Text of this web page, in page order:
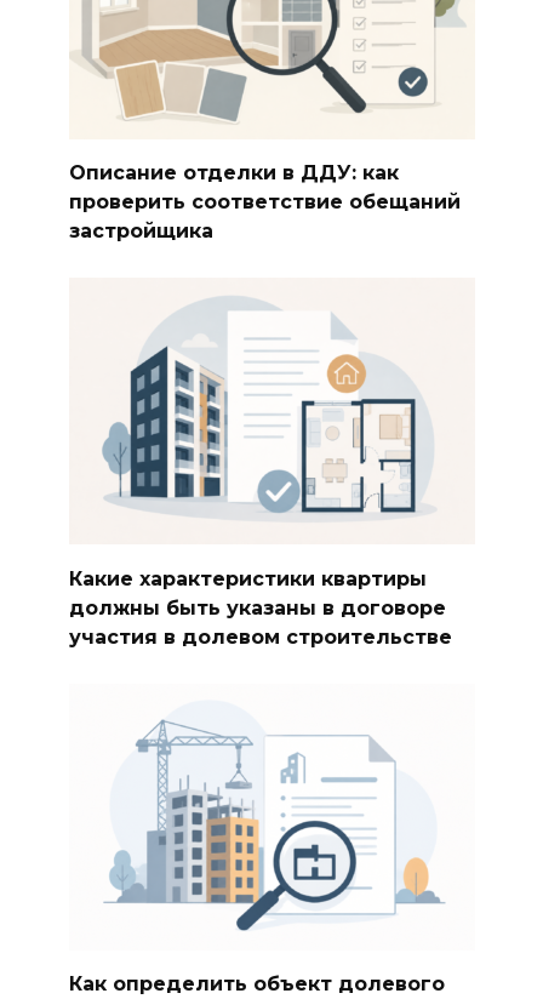
Описание отделки в ДДУ: как
проверить соответствие обещаний
застройщика
Какие характеристики квартиры
должны быть указаны в договоре
участия в долевом строительстве
Как определить объект долевого